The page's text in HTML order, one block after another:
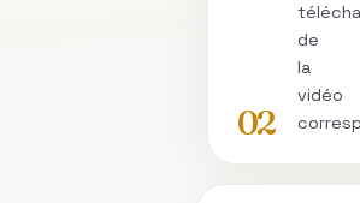
02
de
la
vidéo